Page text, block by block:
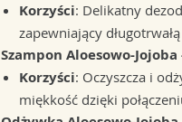
Korzyści: Delikatny
zapewniający
Szampon Aloesowo-Jojoba
Korzyści: Oczyszcza i
miękkość dzięki